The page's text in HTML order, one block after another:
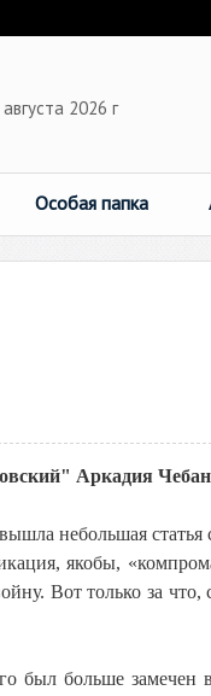
2026 г
Особая папка
Аркадия
небольшая статья
якобы,
Вот только за что,
был больше замечен